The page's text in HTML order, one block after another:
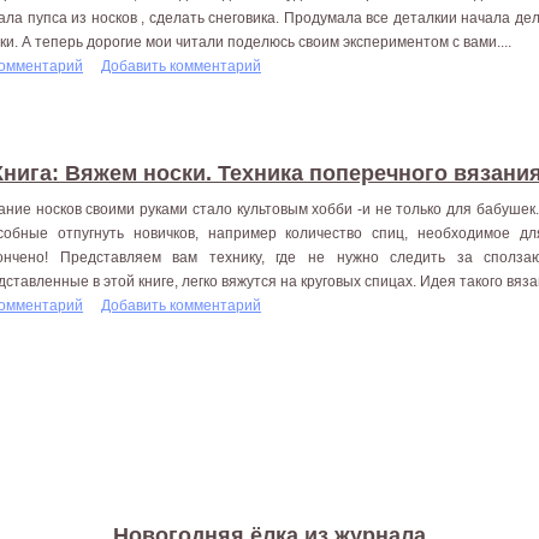
пупса из носков , сделать снеговика. Продумала все деталкии начала
А теперь дорогие мои читали поделюсь своим экспериментом с вами....
Добавить комментарий
Вяжем носки. Техника поперечного
носков своими руками стало культовым хобби -и не только для
отпугнуть новичков, например количество спиц, необходимое
Представляем вам технику, где не нужно следить за
в этой книге, легко вяжутся на круговых спицах. Идея такого
Добавить комментарий